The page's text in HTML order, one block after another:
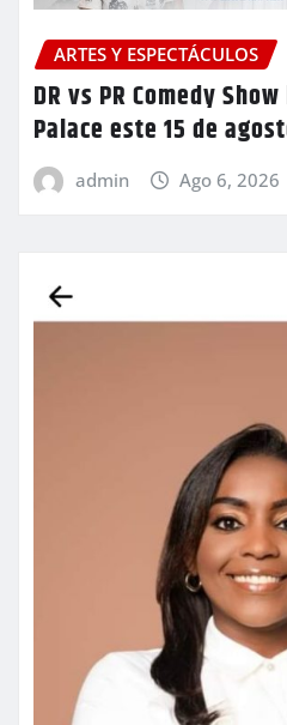
ARTES Y ESPECTÁCULOS
DR vs PR Comedy
Palace este 15 de
admin Ago 6, 2026